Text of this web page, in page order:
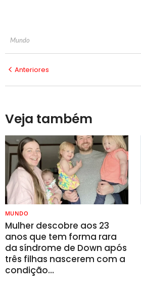
Mundo
Anteriores
Veja também
MUNDO
Mulher descobre aos 23
anos que tem forma rara
da síndrome de Down após
três filhas nascerem com a
condição…